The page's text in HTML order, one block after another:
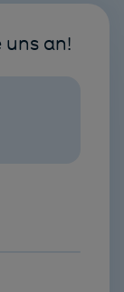
uns an!